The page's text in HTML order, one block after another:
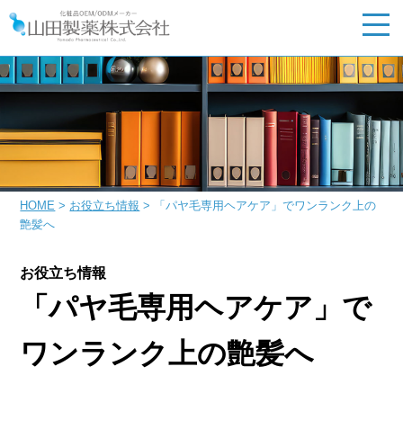
HOME > お役立ち情報 > 「パヤ毛専用ヘアケア」でワンランク上の
艶髪へ
お役立ち情報
「パヤ毛専用ヘアケア」で
ワンランク上の艶髪へ